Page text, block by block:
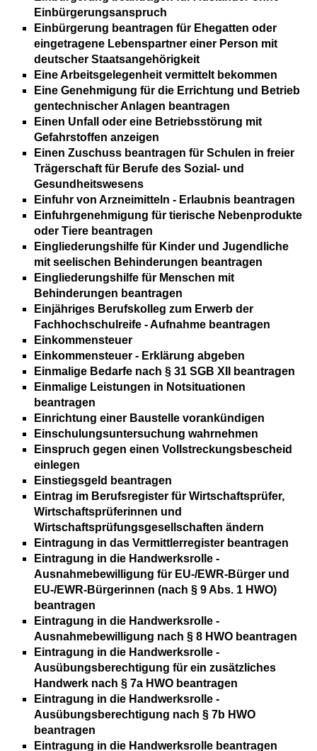
Einbürgerungsanspruch
Einbürgerung beantragen für Ehegatten oder
eingetragene Lebenspartner einer Person mit
deutscher Staatsangehörigkeit
Eine Arbeitsgelegenheit vermittelt bekommen
Eine Genehmigung für die Errichtung und Betrieb
gentechnischer Anlagen beantragen
Einen Unfall oder eine Betriebsstörung mit
Gefahrstoffen anzeigen
Einen Zuschuss beantragen für Schulen in freier
Trägerschaft für Berufe des Sozial- und
Gesundheitswesens
Einfuhr von Arzneimitteln - Erlaubnis beantragen
Einfuhrgenehmigung für tierische Nebenprodukte
oder Tiere beantragen
Eingliederungshilfe für Kinder und Jugendliche
mit seelischen Behinderungen beantragen
Eingliederungshilfe für Menschen mit
Behinderungen beantragen
Einjähriges Berufskolleg zum Erwerb der
Fachhochschulreife - Aufnahme beantragen
Einkommensteuer
Einkommensteuer - Erklärung abgeben
Einmalige Bedarfe nach § 31 SGB XII beantragen
Einmalige Leistungen in Notsituationen
beantragen
Einrichtung einer Baustelle vorankündigen
Einschulungsuntersuchung wahrnehmen
Einspruch gegen einen Vollstreckungsbescheid
einlegen
Einstiegsgeld beantragen
Eintrag im Berufsregister für Wirtschaftsprüfer,
Wirtschaftsprüferinnen und
Wirtschaftsprüfungsgesellschaften ändern
Eintragung in das Vermittlerregister beantragen
Eintragung in die Handwerksrolle -
Ausnahmebewilligung für EU-/EWR-Bürger und
EU-/EWR-Bürgerinnen (nach § 9 Abs. 1 HWO)
beantragen
Eintragung in die Handwerksrolle -
Ausnahmebewilligung nach § 8 HWO beantragen
Eintragung in die Handwerksrolle -
Ausübungsberechtigung für ein zusätzliches
Handwerk nach § 7a HWO beantragen
Eintragung in die Handwerksrolle -
Ausübungsberechtigung nach § 7b HWO
beantragen
Eintragung in die Handwerksrolle beantragen